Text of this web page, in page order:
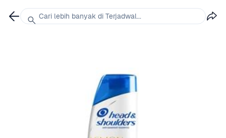
Cari lebih banyak di Terjadwal...